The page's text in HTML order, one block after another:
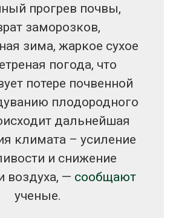
прогрев почвы,
заморозков,
зима, жаркое сухое
погода, что
потере почвенной
плодородного
дальнейшая
климата – усиление
и снижение
воздуха, — сообщают
ученые.